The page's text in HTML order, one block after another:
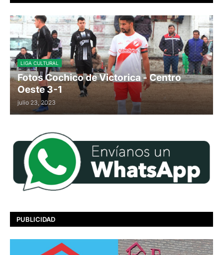
LIGA CULTURAL
Fotos Cochico de Victorica - Centro
Oeste 3-1
julio 23, 2023
PUBLICIDAD